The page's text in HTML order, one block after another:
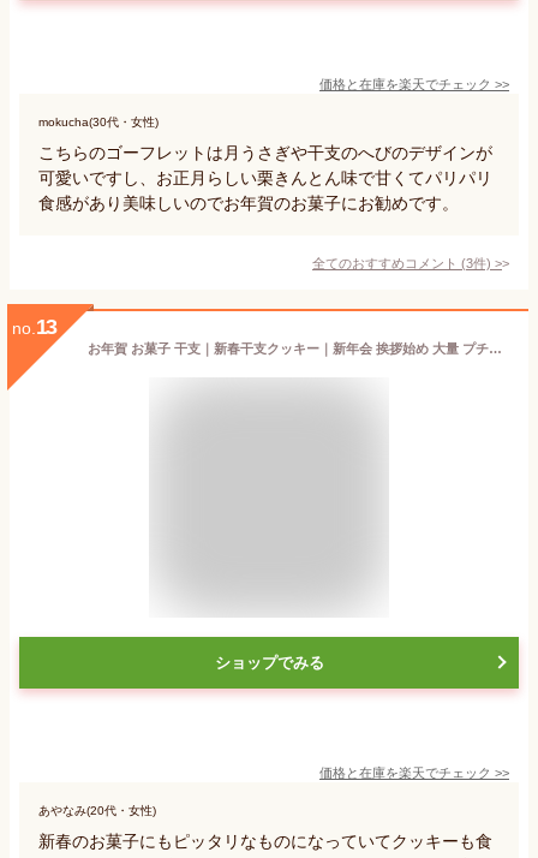
価格と在庫を楽天でチェック >>
mokucha(30代・女性)
こちらのゴーフレットは月うさぎや干支のへびのデザインが
可愛いですし、お正月らしい栗きんとん味で甘くてパリパリ
食感があり美味しいのでお年賀のお菓子にお勧めです。
全てのおすすめコメント (3件) >
no. 13
お年賀 お菓子 干支｜新春干支クッキー｜新年会 挨拶始め 大量 プチギフト 和菓子 ギフト 個包装 プレゼント 可愛い おかし お返し お礼 年始 挨拶 和風 2025 食品 プリントスイーツ お正月 旧正月
ショップでみる
価格と在庫を楽天でチェック >>
あやなみ(20代・女性)
新春のお菓子にもピッタリなものになっていてクッキーも食